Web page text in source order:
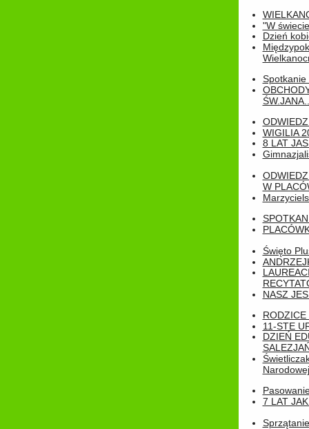
"W
Dzień
Spotkanie
WIGILIA
8 LAT
W
Święto
NASZ
RODZICE
11-STE
DZIEŃ
Narodowej
7 LAT